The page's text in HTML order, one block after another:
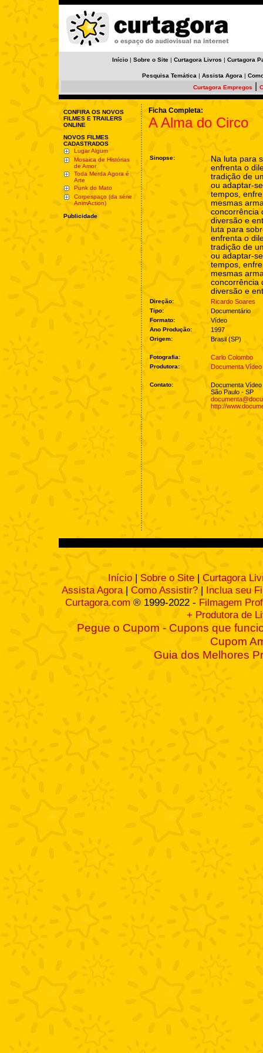
Início | Sobre o Site | Curtagora Livros | Curtagora
Pesquisa Temática | Assista Agora |
Curtagora Empregos
CONFIRA OS NOVOS
FILMES E TRAILERS
ONLINE
NOVOS FILMES
CADASTRADOS
Lugar Algum
Mosaica de Histórias
de Amor
Toda Merda Agora é
Arte
Punk do Mato
Corpespaço (da série
AnimAction)
Publicidade
Ficha Completa:
A Alma do Circo
Sinopse:
Na luta para
enfrenta o
tradição de
ou adaptar-
tempos,
mesmas
concorrência
diversão e
luta para
enfrenta o
tradição de
ou adaptar-
tempos,
mesmas
concorrência
diversão e
Direção: Ricardo Soares
Tipo: Documentário
Formato: Vídeo
Ano Produção: 1997
Origem: Brasil (SP)
Fotografia: Carlo Colombo
Produtora: Documenta
Contato:
Documenta Vídeo
São Paulo - SP
http://
Início | Sobre o Site | Curtagora
Assista Agora| Como Assistir? | Inclua seu
Curtagora.com ® 1999-2022 - Filmagem
+ Produtora de
Pegue o Cupom - Cupons que
Cupom
Guia dos Melhores